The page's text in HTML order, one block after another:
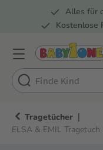
Zur Alles für
Kostenlose
Tragetücher |
ELSA & EMIL